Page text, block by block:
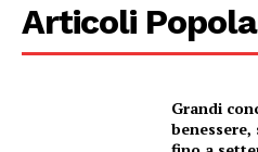
Menu
Canale TV 70/80/90
Articoli
Grandi